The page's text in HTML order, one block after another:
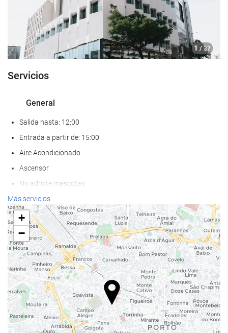
1 / 37
Servicios
General
Salida hasta: 12:00
Entrada a partir de: 15:00
Aire Acondicionado
Ascensor
No admite mascotas
Bienestar
Pool bar
Toallas de playa o piscina
Spa
Servicio de masaje
Tratamientos de belleza
Gimnasio
Más servicios
+
−